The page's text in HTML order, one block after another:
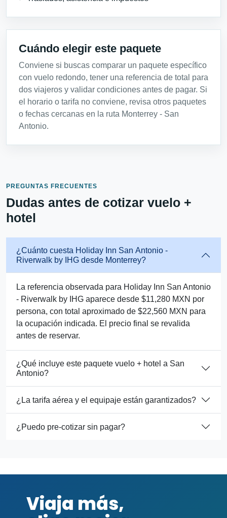
Cuándo elegir este paquete
Conviene si buscas comparar un paquete específico
con vuelo redondo, tener una referencia de total para
dos viajeros y validar condiciones antes de pagar. Si
el horario o tarifa no conviene, revisa otros paquetes
o fechas cercanas en la ruta Monterrey - San
Antonio.
PREGUNTAS FRECUENTES
Dudas antes de cotizar vuelo +
hotel
¿Cuánto cuesta Holiday Inn San Antonio -
Riverwalk by IHG desde Monterrey?
La referencia observada para Holiday Inn San Antonio
- Riverwalk by IHG aparece desde $11,280 MXN por
persona, con total aproximado de $22,560 MXN para
la ocupación indicada. El precio final se revalida
antes de reservar.
¿Qué incluye este paquete vuelo + hotel a San
Antonio?
¿La tarifa aérea y el equipaje están garantizados?
¿Puedo pre-cotizar sin pagar?
Viaja más,